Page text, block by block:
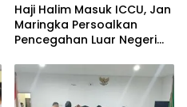
Haji Halim Masuk ICCU, Jan
Maringka Persoalkan
Pencegahan Luar Negeri